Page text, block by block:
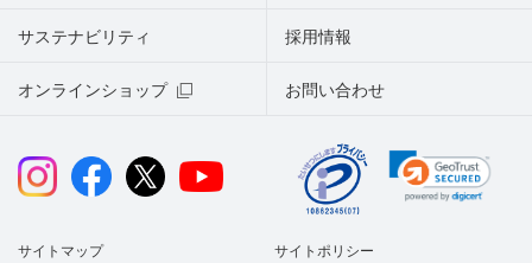
サステナビリティ
オンラインショップ お問い合わせ
採用情報
サイトマップ サイトポリシー